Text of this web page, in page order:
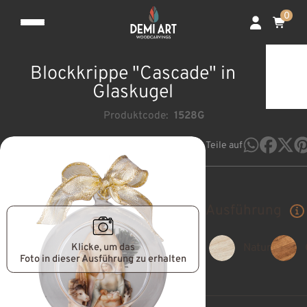
0
Blockkrippe "Cascade" in
Glaskugel
Produktcode: 1528G
Klicke, um das
Foto in dieser Ausführung zu erhalten
Teile auf